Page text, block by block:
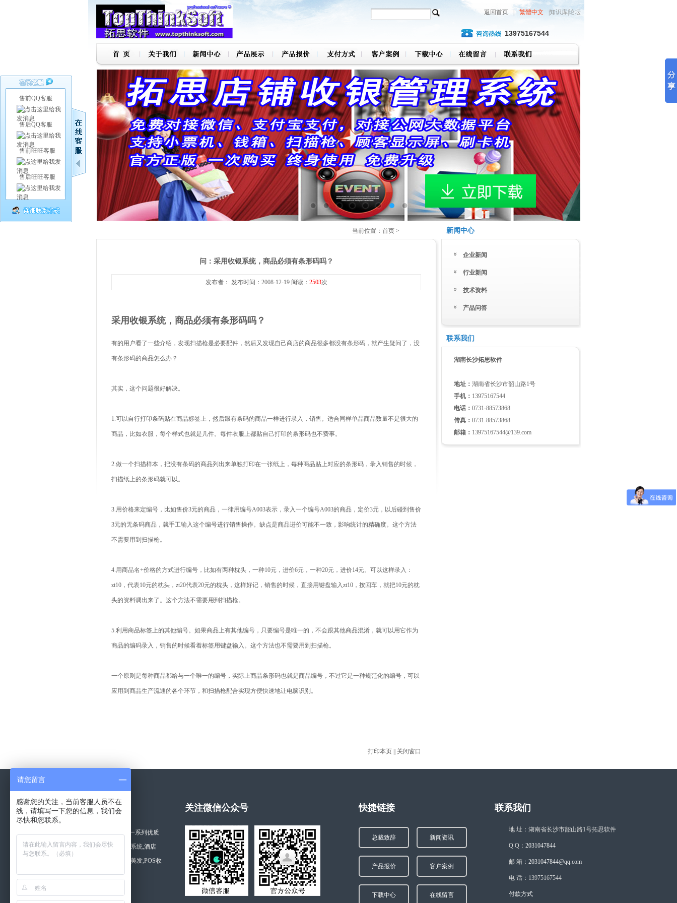
返回首页 繁體中文 |知识库|论坛
13975167544
当前位置：首页 >
问：采用收银系统，商品必须有条形码吗？
发布者： 发布时间：2008-12-19 阅读： 2503次
采用收银系统，商品必须有条形码吗？
有的用户看了一些介绍，发现扫描枪是必要配件，然后又发现自己商店的商品很多都没有条形码，就产生疑问了，没
有条形码的商品怎么办？
其实，这个问题很好解决。
1.可以自行打印条码贴在商品标签上，然后跟有条码的商品一样进行录入，销售。适合同样单品商品数量不是很大的
商品，比如衣服，每个样式也就是几件。每件衣服上都贴自己打印的条形码也不费事。
2.做一个扫描样本，把没有条码的商品列出来单独打印在一张纸上，每种商品贴上对应的条形码，录入销售的时候，
扫描纸上的条形码就可以。
3.用价格来定编号，比如售价3元的商品，一律用编号A003表示，录入一个编号A003的商品，定价3元，以后碰到售价
3元的无条码商品，就手工输入这个编号进行销售操作。缺点是商品进价可能不一致，影响统计的精确度。这个方法
不需要用到扫描枪。
4.用商品名+价格的方式进行编号，比如有两种枕头，一种10元，进价6元，一种20元，进价14元。可以这样录入：
zt10，代表10元的枕头，zt20代表20元的枕头，这样好记，销售的时候，直接用键盘输入zt10，按回车，就把10元的枕
头的资料调出来了。这个方法不需要用到扫描枪。
5.利用商品标签上的其他编号。如果商品上有其他编号，只要编号是唯一的，不会跟其他商品混淆，就可以用它作为
商品的编码录入，销售的时候看着标签用键盘输入。这个方法也不需要用到扫描枪。
一个原则是每种商品都给与一个唯一的编号，实际上商品条形码也就是商品编号，不过它是一种规范化的编号，可以
应用到商品生产流通的各个环节，和扫描枪配合实现方便快速地让电脑识别。
打印本页 关闭窗口
新闻中心
企业新闻
行业新闻
技术资料
产品问答
联系我们
湖南长沙拓思软件
地址： 湖南省长沙市韶山路1号
手机： 13975167544
电话： 0731-88573868
传真： 0731-88573868
邮箱： 13975167544@139.com
关于拓思软件
湖南长沙拓思软件公司开发一系列优质
的软件产品,如利康药店管理系统,酒店
管,美容,商品,桑拿,医院,美容美发,POS收
银软件等。
查看更多 >>
关注微信公众号 快捷链接
总裁致辞 新闻资讯
产品报价 客户案例
下载中心 在线留言
联系我们
地 址：湖南省长沙市韶山路1号拓思软件
Q Q： 2031047844
邮 箱： 2031047844@qq.com
电 话：13975167544
付款方式
售前QQ客服
售后QQ客服
售前旺旺客服
售后旺旺客服
请您留言
感谢您的关注，当前客服人员不在
线，请填写一下您的信息，我们会
尽快和您联系。